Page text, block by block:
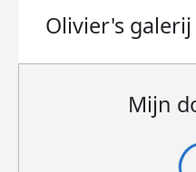
Olivier's galerij
Mijn